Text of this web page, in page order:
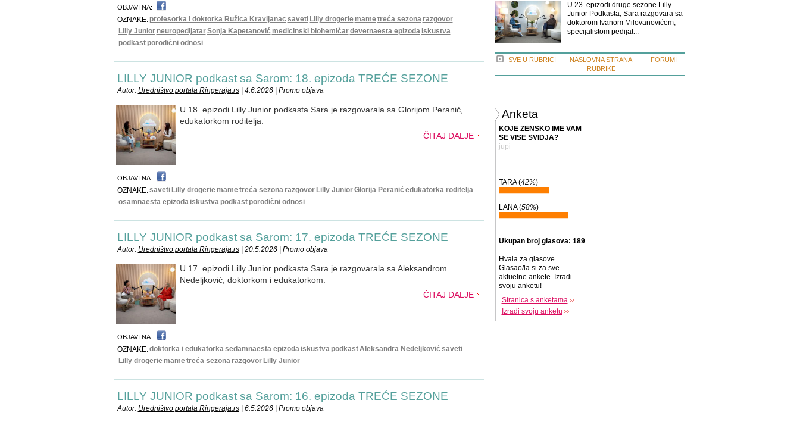
OBJAVI NA:
OZNAKE: profesorka i doktorka Ružica Kravljanac saveti Lilly drogerie mametreća sezona razgovor
Lilly Junior neuropedijatarSonja Kapetanović medicinski biohemičardevetnaesta epizoda iskustva
podkast porodični odnosi
LILLY JUNIOR podkast sa Sarom: 18. epizoda TREĆE SEZONE
Autor: Uredništvo portala Ringeraja.rs| 4.6.2026 | Promo objava
U 18. epizodi Lilly Junior podkasta Sara je razgovarala sa Glorijom Peranić,
edukatorkom roditelja.
ČITAJ DALJE
OBJAVI NA:
OZNAKE:saveti Lilly drogerie mametreća sezona razgovor Lilly JuniorGlorija Peranić edukatorka roditelja
osamnaesta epizoda iskustva podkast porodični odnosi
LILLY JUNIOR podkast sa Sarom: 17. epizoda TREĆE SEZONE
Autor: Uredništvo portala Ringeraja.rs| 20.5.2026 | Promo objava
U 17. epizodi Lilly Junior podkasta Sara je razgovarala sa Aleksandrom
Nedeljković, doktorkom i edukatorkom.
ČITAJ DALJE
OBJAVI NA:
OZNAKE:doktorka i edukatorkasedamnaesta epizoda iskustva podkastAleksandra Nedeljković saveti
Lilly drogerie mametreća sezona razgovor Lilly Junior
LILLY JUNIOR podkast sa Sarom: 16. epizoda TREĆE SEZONE
Autor: Uredništvo portala Ringeraja.rs| 6.5.2026 | Promo objava
U 23. epizodi druge sezone Lilly
Junior Podkasta, Sara razgovara sa
doktorom Ivanom Milovanovićem,
specijalistom pedijat...
SVE U RUBRICI
NASLOVNA STRANA
RUBRIKE
FORUMI
Anketa
KOJE ZENSKO IME VAM
SE VISE SVIDJA?
jupi
TARA (42%)
LANA (58%)
Ukupan broj glasova: 189
Hvala za glasove.
Glasao/la si za sve
aktuelne ankete. Izradi
svoju anketu!
Stranica s anketama
Izradi svoju anketu